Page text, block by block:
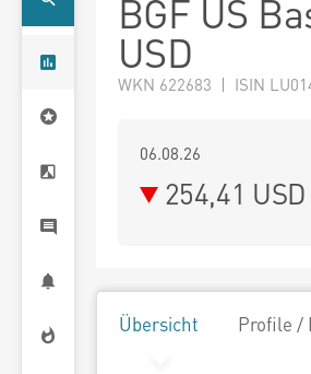
BGF US
USD
WKN 622683 | ISIN
06.08.26
254,41 USD
Übersicht Profile /